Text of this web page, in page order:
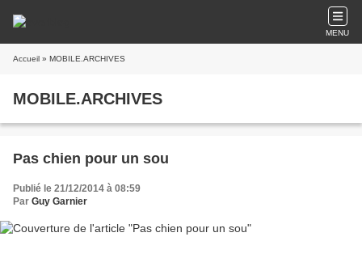
MENU
Accueil » MOBILE.ARCHIVES
MOBILE.ARCHIVES
Pas chien pour un sou
Publié le 21/12/2014 à 08:59
Par Guy Garnier